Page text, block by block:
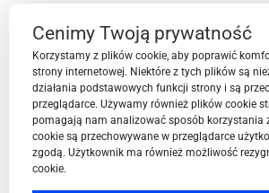
Contact
BPN-T Area
BPN-T Offer
Cenimy Twoją prywatność
Korzystamy z plików cookie, aby poprawić
strony internetowej. Niektóre z tych plików są
działania podstawowych funkcji strony i są
przeglądarce. Używamy również plików cookie
pomagają nam analizować sposób korzystania
cookie są przechowywane w przeglądarce
zgodą. Użytkownik ma również możliwość
cookie.